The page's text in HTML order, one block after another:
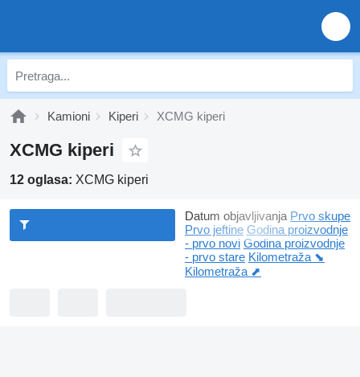
Kamioni Kiperi XCMG kiperi
XCMG kiperi
12 oglasa: XCMG kiperi
Datum objavljivanja Prvo skupe
Prvo jeftine Godina proizvodnje
- prvo novi Godina proizvodnje
- prvo stare Kilometraža ⬊
Kilometraža ⬈